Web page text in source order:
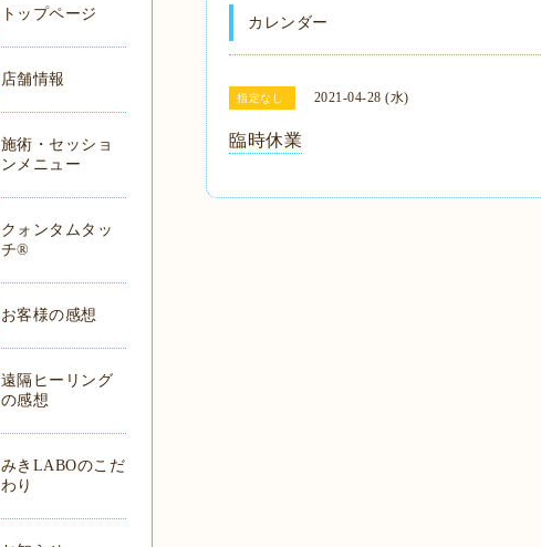
カレンダー
指定なし 2021-04-28 (水)
臨時休業
トップページ
店舗情報
施術・セッショ
ンメニュー
クォンタムタッ
チ®️
お客様の感想
遠隔ヒーリング
の感想
みきLABOのこだ
わり